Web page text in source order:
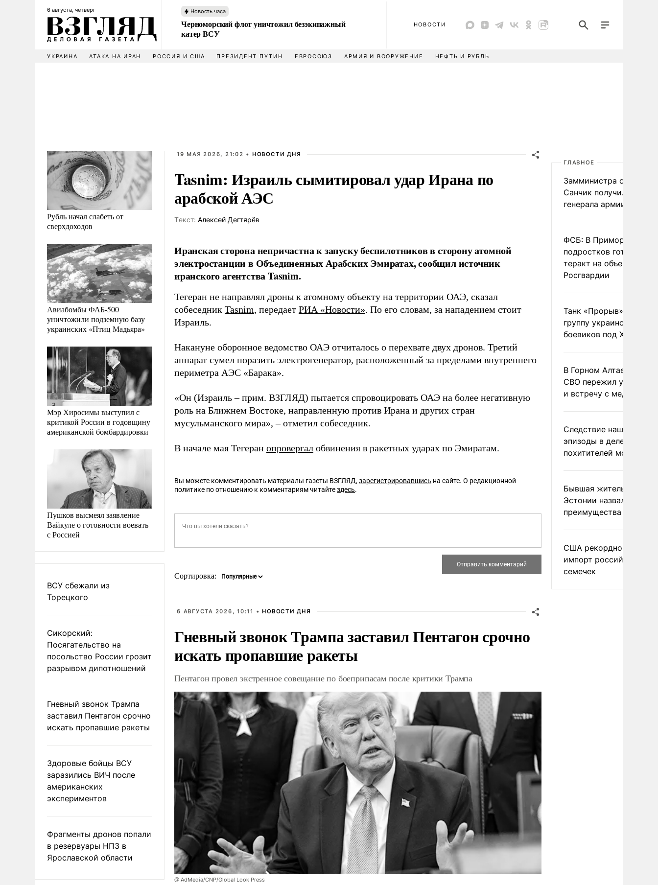
6 августа, четверг Новость часа
Черноморский флот уничтожил безэкипажный
катер ВСУ
НОВОСТИ
УКРАИНА АТАКА НА ИРАН РОССИЯ И США ПРЕЗИДЕНТ ПУТИН ЕВРОСОЮЗ АРМИЯ И ВООРУЖЕНИЕ НЕФТЬ И РУБЛЬ
Рубль начал слабеть от
сверхдоходов
Авиабомбы ФАБ-500
уничтожили подземную базу
украинских «Птиц Мадьяра»
Мэр Хиросимы выступил с
критикой России в годовщину
американской бомбардировки
Пушков высмеял заявление
Вайкуле о готовности воевать
с Россией
ВСУ сбежали из
Торецкого
Сикорский:
Посягательство на
посольство России грозит
разрывом дипотношений
Гневный звонок Трампа
заставил Пентагон срочно
искать пропавшие ракеты
Здоровые бойцы ВСУ
заразились ВИЧ после
американских
экспериментов
Фрагменты дронов попали
в резервуары НПЗ в
Ярославской области
19 МАЯ 2026, 21:02 • НОВОСТИ ДНЯ
Tasnim: Израиль сымитировал удар Ирана по
арабской АЭС
Tекст: Алексей Дегтярёв
Иранская сторона непричастна к запуску беспилотников в сторону атомной
электростанции в Объединенных Арабских Эмиратах, сообщил источник
иранского агентства Tasnim.
Тегеран не направлял дроны к атомному объекту на территории ОАЭ, сказал
собеседник Tasnim, передает РИА «Новости». По его словам, за нападением стоит
Израиль.
Накануне оборонное ведомство ОАЭ отчиталось о перехвате двух дронов. Третий
аппарат сумел поразить электрогенератор, расположенный за пределами внутреннего
периметра АЭС «Барака».
«Он (Израиль – прим. ВЗГЛЯД) пытается спровоцировать ОАЭ на более негативную
роль на Ближнем Востоке, направленную против Ирана и других стран
мусульманского мира», – отметил собеседник.
В начале мая Тегеран опровергал обвинения в ракетных ударах по Эмиратам.
Вы можете комментировать материалы газеты ВЗГЛЯД, зарегистрировавшись на сайте. О редакционной
политике по отношению к комментариям читайтездесь.
Сортировка:
6 АВГУСТА 2026, 10:11 • НОВОСТИ ДНЯ
Гневный звонок Трампа заставил Пентагон срочно
искать пропавшие ракеты
Пентагон провел экстренное совещание по боеприпасам после критики Трампа
@ AdMedia/CNP/Global Look Press
ГЛАВНОЕ
Замминистра обороны
Санчик получил звание
генерала армии
ФСБ: В Приморье трое
подростков готовили
теракт на объекте
Росгвардии
Танк «Прорыв»
группу украинских
боевиков под
В Горном Алтае
СВО пережил удар
и встречу с медведем
Следствие нашло
эпизоды в деле
похитителей москвичек
Бывшая жительница
Эстонии назвала
преимущества России
США рекордно
импорт российских
семечек